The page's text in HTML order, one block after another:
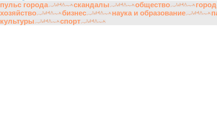
пульс города скандалы общество
хозяйство
бизнес наука и образование
культуры
спорт